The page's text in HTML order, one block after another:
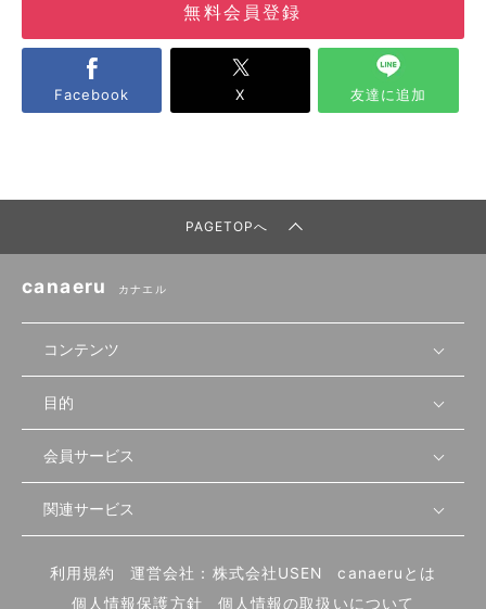
無料会員登録
Facebook X 友達に追加
PAGETOPへ
canaeru カナエル
コンテンツ
無料開業相談
セミナー情報
セミナー動画
物件を探す
首都圏
北海道
先輩開業者の声
開業・経営に関する記事
目的
店舗運営
物件
内装・設備
会員サービス
会員登録
ログイン
関連サービス
飲食店サクセスガイド（外部サイト）
利用規約 運営会社：株式会社USEN
canaeruとは
個人情報保護方針
個人情報の取扱いについて